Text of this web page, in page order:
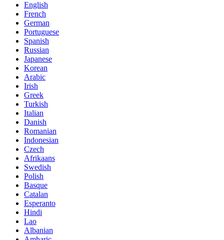
English
French
German
Portuguese
Spanish
Russian
Japanese
Korean
Arabic
Irish
Greek
Turkish
Italian
Danish
Romanian
Indonesian
Czech
Afrikaans
Swedish
Polish
Basque
Catalan
Esperanto
Hindi
Lao
Albanian